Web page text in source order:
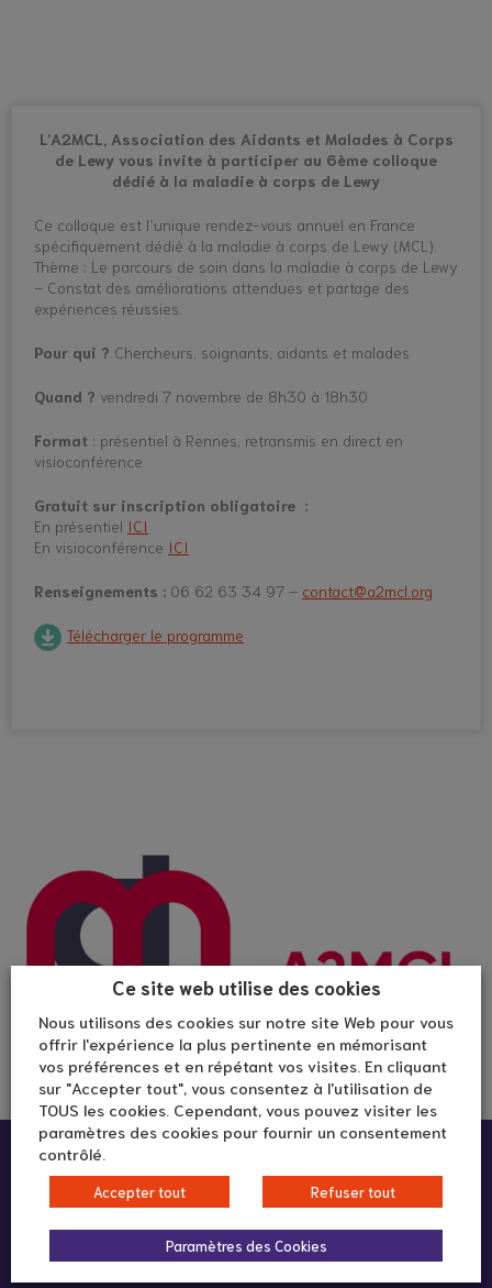
L’A2MCL, Association des Aidants et Malades à Corps
de Lewy vous invite à participer au 6ème colloque
dédié à la maladie à corps de Lewy
Ce colloque est l’unique rendez-vous annuel en France
spécifiquement dédié à la maladie à corps de Lewy (MCL).
Thème : Le parcours de soin dans la maladie à corps de Lewy
– Constat des améliorations attendues et partage des
expériences réussies.
Pour qui ? Chercheurs, soignants, aidants et malades
Quand ? vendredi 7 novembre de 8h30 à 18h30
Format : présentiel à Rennes, retransmis en direct en
visioconférence
Gratuit sur inscription obligatoire :
En présentiel ICI
En visioconférence ICI
Renseignements : 06 62 63 34 97 – contact@a2mcl.org
Télécharger le programme
Infos pratiques :
En ligne
Ce site web utilise des cookies
Nous utilisons des cookies sur notre site Web pour vous
offrir l'expérience la plus pertinente en mémorisant
vos préférences et en répétant vos visites. En cliquant
sur "Accepter tout", vous consentez à l'utilisation de
TOUS les cookies. Cependant, vous pouvez visiter les
paramètres des cookies pour fournir un consentement
contrôlé.
Accepter tout Refuser tout
Paramètres des Cookies